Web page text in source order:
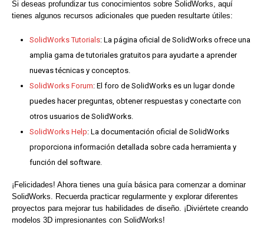
Si deseas profundizar tus conocimientos sobre SolidWorks, aquí
tienes algunos recursos adicionales que pueden resultarte útiles:
SolidWorks Tutorials: La página oficial de SolidWorks ofrece una
amplia gama de tutoriales gratuitos para ayudarte a aprender
nuevas técnicas y conceptos.
SolidWorks Forum: El foro de SolidWorks es un lugar donde
puedes hacer preguntas, obtener respuestas y conectarte con
otros usuarios de SolidWorks.
SolidWorks Help: La documentación oficial de SolidWorks
proporciona información detallada sobre cada herramienta y
función del software.
¡Felicidades! Ahora tienes una guía básica para comenzar a dominar
SolidWorks. Recuerda practicar regularmente y explorar diferentes
proyectos para mejorar tus habilidades de diseño. ¡Diviértete creando
modelos 3D impresionantes con SolidWorks!